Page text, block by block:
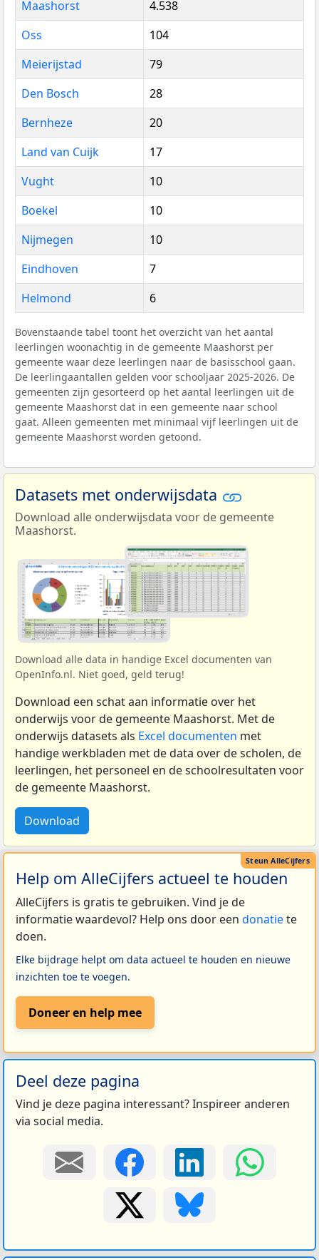
Maashorst
4.538
Oss
104
Meierijstad
79
Den Bosch
28
Bernheze
20
Land van Cuijk
17
Vught
10
Boekel
10
Nijmegen
10
Eindhoven
7
Helmond
6
Bovenstaande tabel toont het overzicht van het aantal
leerlingen woonachtig in de gemeente Maashorst per
gemeente waar deze leerlingen naar de basisschool gaan.
De leerlingaantallen gelden voor schooljaar 2025-2026. De
gemeenten zijn gesorteerd op het aantal leerlingen uit de
gemeente Maashorst dat in een gemeente naar school
gaat. Alleen gemeenten met minimaal vijf leerlingen uit de
gemeente Maashorst worden getoond.
Datasets met onderwijsdata
Download alle onderwijsdata voor de gemeente
Maashorst.
Download alle data in handige Excel documenten van
OpenInfo.nl. Niet goed, geld terug!
Download een schat aan informatie over het
onderwijs voor de gemeente Maashorst. Met de
onderwijs datasets als Excel documenten met
handige werkbladen met de data over de scholen, de
leerlingen, het personeel en de schoolresultaten voor
de gemeente Maashorst.
Download
Help om AlleCijfers actueel te houden
AlleCijfers is gratis te gebruiken. Vind je de
informatie waardevol? Help ons door een donatiete
doen.
Elke bijdrage helpt om data actueel te houden en nieuwe
inzichten toe te voegen.
Doneer en help mee
Deel deze pagina
Vind je deze pagina interessant? Inspireer anderen
via social media.